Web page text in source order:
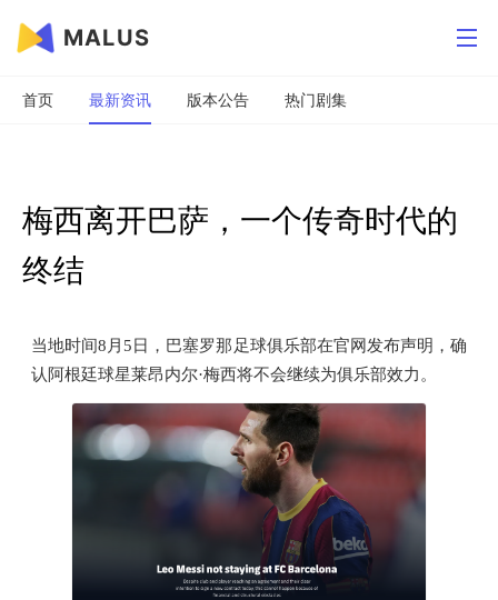
MALUS
首页 最新资讯 版本公告 热门剧集
梅西离开巴萨，一个传奇时代的
终结
当地时间8月5日，巴塞罗那足球俱乐部在官网发布声明，确
认阿根廷球星莱昂内尔·梅西将不会继续为俱乐部效力。